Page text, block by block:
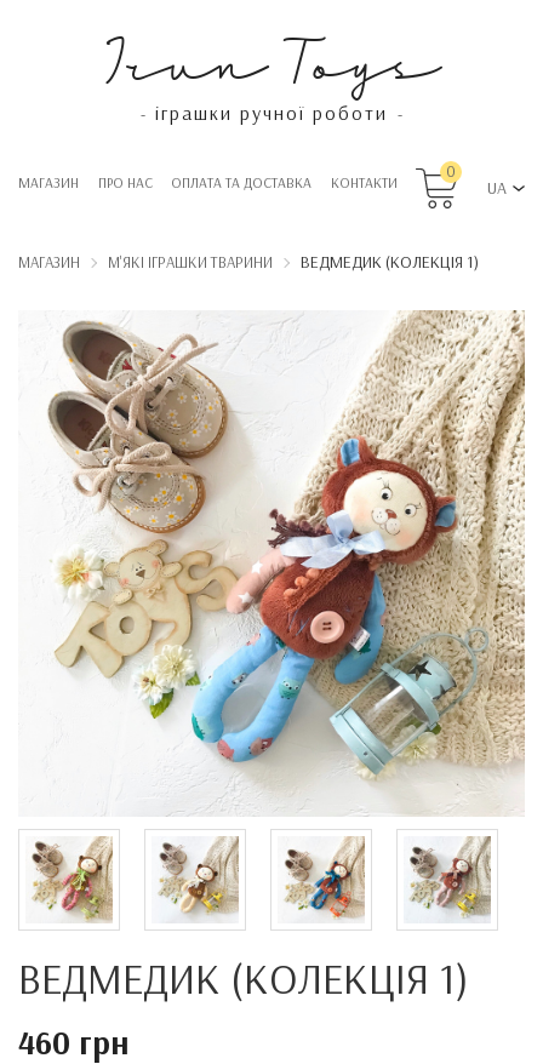
Irun Toys
- іграшки ручної роботи -
МАГАЗИН ПРО НАС OПЛАТА ТА ДОСТАВКА КОНТАКТИ
0
UA
МАГАЗИН М'ЯКІ ІГРАШКИ ТВАРИНИ ВЕДМЕДИК (КОЛЕКЦІЯ 1)
ВЕДМЕДИК (КОЛЕКЦІЯ 1)
460 грн